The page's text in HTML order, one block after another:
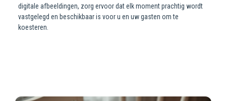
digitale afbeeldingen, zorg ervoor dat elk moment prachtig wordt
vastgelegd en beschikbaar is voor u en uw gasten om te
koesteren.